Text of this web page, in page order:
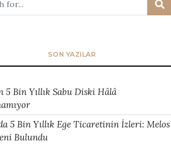
SON YAZILAR
5 Bin Yıllık Sabu Diski Hâlâ
5 Bin Yıllık Ege Ticaretinin İzleri: Melos
Bulundu